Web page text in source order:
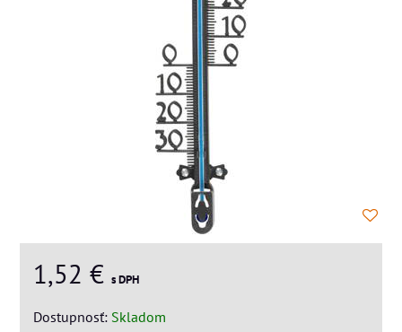
1,52 € s DPH
Dostupnosť: Skladom